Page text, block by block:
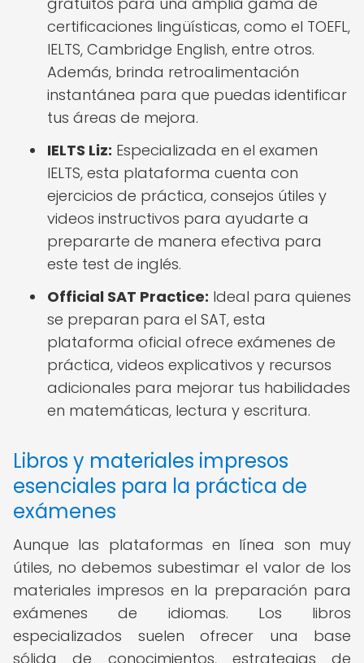
certificaciones lingüísticas, como el TOEFL,
IELTS, Cambridge English, entre otros.
Además, brinda retroalimentación
instantánea para que puedas identificar
tus áreas de mejora.
IELTS Liz: Especializada en el examen
IELTS, esta plataforma cuenta con
ejercicios de práctica, consejos útiles y
videos instructivos para ayudarte a
prepararte de manera efectiva para
este test de inglés.
Official SAT Practice: Ideal para quienes
se preparan para el SAT, esta
plataforma oficial ofrece exámenes de
práctica, videos explicativos y recursos
adicionales para mejorar tus habilidades
en matemáticas, lectura y escritura.
Libros y materiales impresos
esenciales para la práctica de
exámenes
Aunque las plataformas en línea son muy
útiles, no debemos subestimar el valor de los
materiales impresos en la preparación para
exámenes de idiomas. Los libros
especializados suelen ofrecer una base
sólida de conocimientos, estrategias de